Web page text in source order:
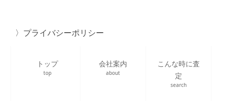
プライバシーポリシー
トップ
top
会社案内
about
こんな時に査
定
search